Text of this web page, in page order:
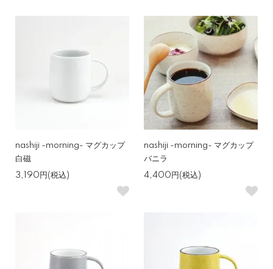
nashiji -morning- マグカップ
白磁
3,190円(税込)
nashiji -morning- マグカップ
バニラ
4,400円(税込)